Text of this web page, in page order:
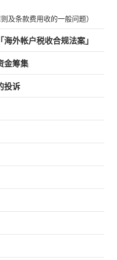
及条款费用收的一般问题）
海外帐户税收合规法案」
金筹集
投诉